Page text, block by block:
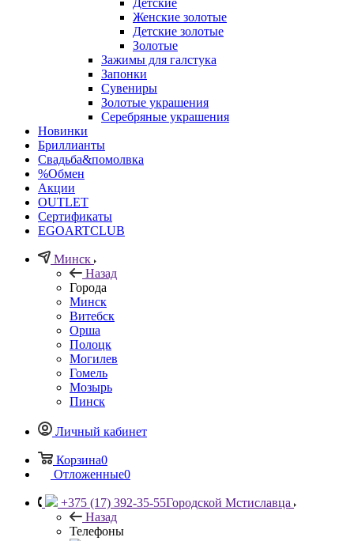
Детские
Женские золотые
Детские золотые
Золотые
Зажимы для галстука
Запонки
Сувениры
Золотые украшения
Серебряные украшения
Новинки
Бриллианты
Свадьба&помолвка
%Обмен
Акции
OUTLET
Сертификаты
EGOARTCLUB
Минск
Назад
Города
Минск
Витебск
Орша
Полоцк
Могилев
Гомель
Мозырь
Пинск
Личный кабинет
Корзина0
Отложенные0
+375 (17) 392-35-55Городской Мстиславца
Назад
Телефоны